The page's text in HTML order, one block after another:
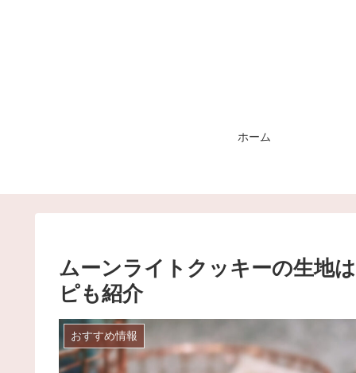
ホーム
ムーンライトクッキーの生地
ピも紹介
おすすめ情報